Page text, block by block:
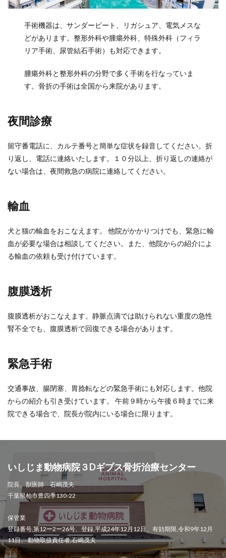
手術機器は、サンダービート、リガシュア、電気メスな
どがあります。整形外科や腫瘍外科、特殊外科（フィラ
リア手術、尿管結石手術）も対応できます。
腫瘍外科と整形外科の分野で多く手術を行なっていま
す。骨折の手術は全国から来院があります。
夜間診療
留守番電話に、カルテ番号と簡単な症状を録音してください。折
り返し、電話に連絡いたします。１０分以上、折り返しの連絡が
ない場合は、夜間救急の病院に連絡してください。
輸血
犬と猫の輸血をおこなえます。 他院がかかりつけでも、緊急に輸
血が必要な場合は相談してください。また、他院からの紹介によ
る輸血の依頼も受け付けています。
腹膜透析
腹膜透析がおこなえます。静脈点滴では助けられない重度の急性
腎不全でも、腹膜透析で回復できる場合があります。
緊急手術
交通事故、腸閉塞、胃捻転などの緊急手術にも対応します。他院
からの紹介も引き受けています。 午前９時から午後６時までに来
院できる場合で、院長が院内にいる場合に限ります。
いしじま動物病院３Dギプス骨折治療センター
院長、獣医師 石嶋茂夫
千葉県柏市豊四季130-22
保管業
登録番号,第12ー2ー26号、登録,平成24年12月12日、有効期限,令和9年12月
11日、 動物取扱責任者,石嶋茂夫